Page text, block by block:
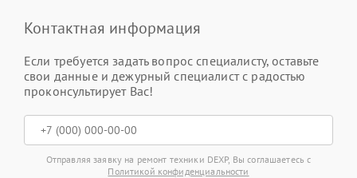
Контактная информация
Если требуется задать вопрос специалисту, оставьте
свои данные и дежурный специалист с радостью
проконсультирует Вас!
Отправляя заявку на ремонт техники DEXP, Вы соглашаетесь с
Политикой конфиденциальности